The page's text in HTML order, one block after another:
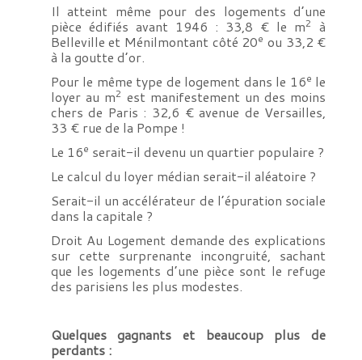
Il atteint même pour des logements d’une
pièce édifiés avant 1946 : 33,8 € le m2
à
Belleville et Ménilmontant côté 20e ou 33,2 €
à la goutte d’or.
Pour le même type de logement dans le 16e le
loyer au m2 est manifestement un des moins
chers de Paris : 32,6 € avenue de Versailles,
33 € rue de la Pompe !
Le 16e serait-il devenu un quartier populaire ?
Le calcul du loyer médian serait-il aléatoire ?
Serait-il un accélérateur de l’épuration sociale
dans la capitale ?
Droit Au Logement demande des explications
sur cette surprenante incongruité, sachant
que les logements d’une pièce sont le refuge
des parisiens les plus modestes.
Quelques gagnants et beaucoup plus de
perdants :